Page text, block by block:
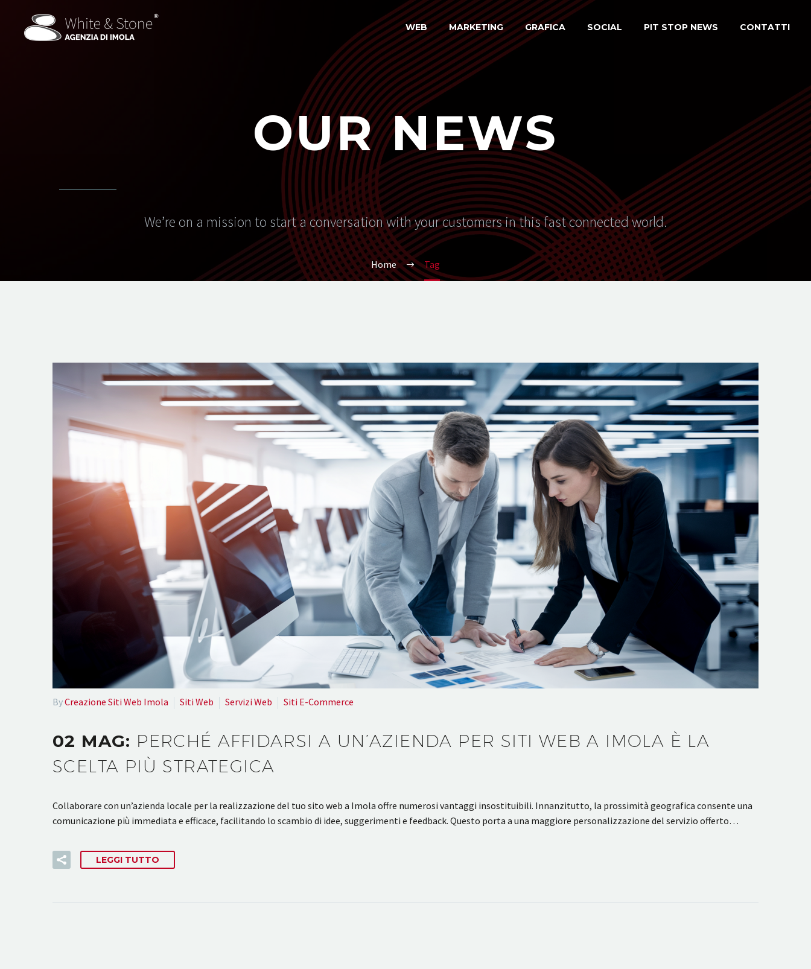
WEB MARKETING GRAFICA SOCIAL PIT STOP NEWS CONTATTI
OUR NEWS
We’re on a mission to start a conversation with your customers in this fast connected world.
Home Tag
ByCreazione Siti Web Imola Siti Web Servizi Web Siti E-Commerce
02 MAG: PERCHÉ AFFIDARSI A UN’AZIENDA PER SITI WEB A IMOLA È LA
SCELTA PIÙ STRATEGICA
Collaborare con un’azienda locale per la realizzazione del tuo sito web a Imola offre numerosi vantaggi insostituibili. Innanzitutto, la prossimità geografica consente una
comunicazione più immediata e efficace, facilitando lo scambio di idee, suggerimenti e feedback. Questo porta a una maggiore personalizzazione del servizio offerto…
LEGGI TUTTO